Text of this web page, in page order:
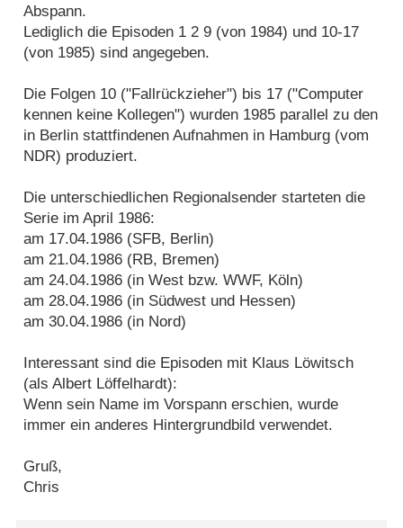
Abspann.
Lediglich die Episoden 1 2 9 (von 1984) und 10-17
(von 1985) sind angegeben.
Die Folgen 10 ("Fallrückzieher") bis 17 ("Computer
kennen keine Kollegen") wurden 1985 parallel zu den
in Berlin stattfindenen Aufnahmen in Hamburg (vom
NDR) produziert.
Die unterschiedlichen Regionalsender starteten die
Serie im April 1986:
am 17.04.1986 (SFB, Berlin)
am 21.04.1986 (RB, Bremen)
am 24.04.1986 (in West bzw. WWF, Köln)
am 28.04.1986 (in Südwest und Hessen)
am 30.04.1986 (in Nord)
Interessant sind die Episoden mit Klaus Löwitsch
(als Albert Löffelhardt):
Wenn sein Name im Vorspann erschien, wurde
immer ein anderes Hintergrundbild verwendet.
Gruß,
Chris